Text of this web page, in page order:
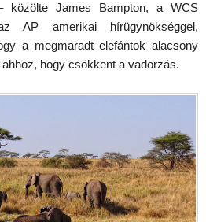
James Bampton, a WCS
AP amerikai hírügynökséggel,
a megmaradt elefántok alacsony
hogy csökkent a vadorzás.